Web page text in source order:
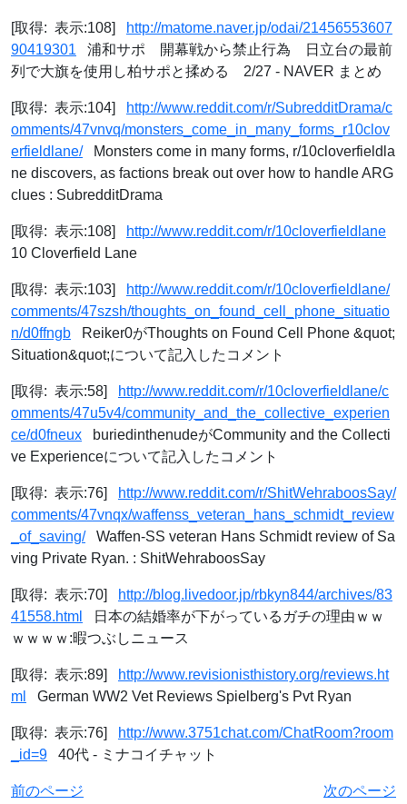
[取得: 表示:108]
http://matome.naver.jp/odai/21456553607
90419301 浦和サポ 開幕戦から禁止行為 日立台の最前
列で大旗を使用し柏サポと揉める 2/27 - NAVER まとめ
[取得: 表示:104]
http://www.reddit.com/r/SubredditDrama/c
omments/47vnvq/monsters_come_in_many_forms_r10clov
erfieldlane/Monsters come in many forms, r/10cloverfieldla
ne discovers, as factions break out over how to handle ARG
clues : SubredditDrama
[取得: 表示:108]
http://www.reddit.com/r/10cloverfieldlane
10 Cloverfield Lane
[取得: 表示:103]
http://www.reddit.com/r/10cloverfieldlane/
comments/47szsh/thoughts_on_found_cell_phone_situatio
n/d0ffngb Reiker0がThoughts on Found Cell Phone &quot;
Situation&quot;について記入したコメント
[取得: 表示:58]
http://www.reddit.com/r/10cloverfieldlane/c
omments/47u5v4/community_and_the_collective_experien
ce/d0fneux buriedinthenudeがCommunity and the Collecti
ve Experienceについて記入したコメント
[取得: 表示:76]
http://www.reddit.com/r/ShitWehraboosSay/
comments/47vnqx/waffenss_veteran_hans_schmidt_review
_of_saving/Waffen-SS veteran Hans Schmidt review of Sa
ving Private Ryan. : ShitWehraboosSay
[取得: 表示:70]
http://blog.livedoor.jp/rbkyn844/archives/83
41558.html
日本の結婚率が下がっているガチの理由ｗｗ
ｗｗｗｗ:暇つぶしニュース
[取得: 表示:89]
http://www.revisionisthistory.org/reviews.ht
ml
German WW2 Vet Reviews Spielberg's Pvt Ryan
[取得: 表示:76]
http://www.3751chat.com/ChatRoom?room
_id=9 40代 - ミナコイチャット
前のページ 次のページ